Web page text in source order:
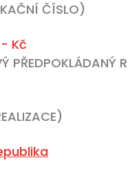
ČÍSLO)
Kč
PŘEDPOKLÁDANÝ